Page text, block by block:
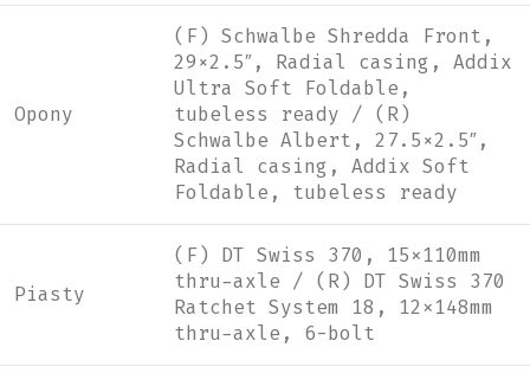
Opony
(F) Schwalbe Shredda Front,
29×2.5″, Radial casing, Addix
Ultra Soft Foldable,
tubeless ready / (R)
Schwalbe Albert, 27.5×2.5″,
Radial casing, Addix Soft
Foldable, tubeless ready
Piasty
(F) DT Swiss 370, 15x110mm
thru-axle / (R) DT Swiss 370
Ratchet System 18, 12x148mm
thru-axle, 6-bolt